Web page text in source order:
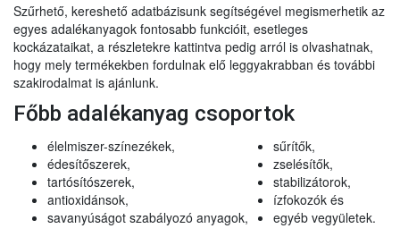
Szűrhető, kereshető adatbázisunk segítségével megismerhetik az
egyes adalékanyagok fontosabb funkcióit, esetleges
kockázataikat, a részletekre kattintva pedig arról is olvashatnak,
hogy mely termékekben fordulnak elő leggyakrabban és további
szakirodalmat is ajánlunk.
Főbb adalékanyag csoportok
élelmiszer-színezékek,
édesítőszerek,
tartósítószerek,
antioxidánsok,
savanyúságot szabályozó anyagok,
sűrítők,
zselésítők,
stabilizátorok,
ízfokozók és
egyéb vegyületek.